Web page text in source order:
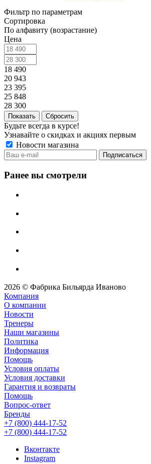
Фильтр по параметрам
Сортировка
По алфавиту (возрастание)
Цена
18 490
20 943
23 395
25 848
28 300
Сбросить
Будьте всегда в курсе!
Узнавайте о скидках и акциях первым
Новости магазина
Ранее вы смотрели
2026 © Фабрика Бильярда Иваново
Компания
О компании
Новости
Тренеры
Наши магазины
Политика
Информация
Помощь
Условия оплаты
Условия доставки
Гарантия и возвраты
Помощь
Вопрос-ответ
Бренды
+7 (800) 444-17-52
+7 (800) 444-17-52
Вконтакте
Instagram